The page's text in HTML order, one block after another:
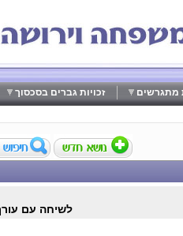
מתגרשים זכויות גברים בסכסוך
לשיחה עם עורך דין